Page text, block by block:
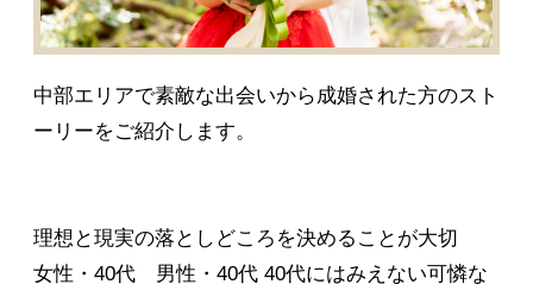
中部エリアで素敵な出会いから成婚された方のスト
ーリーをご紹介します。
理想と現実の落としどころを決めることが大切
女性・40代 男性・40代 40代にはみえない可憐な